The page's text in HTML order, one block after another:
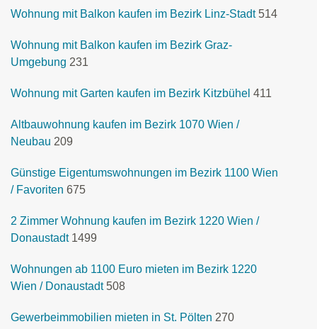
Wohnung mit Balkon kaufen im Bezirk Linz-Stadt 514
Wohnung mit Balkon kaufen im Bezirk Graz-
Umgebung 231
Wohnung mit Garten kaufen im Bezirk Kitzbühel 411
Altbauwohnung kaufen im Bezirk 1070 Wien /
Neubau 209
Günstige Eigentumswohnungen im Bezirk 1100 Wien
/ Favoriten 675
2 Zimmer Wohnung kaufen im Bezirk 1220 Wien /
Donaustadt 1499
Wohnungen ab 1100 Euro mieten im Bezirk 1220
Wien / Donaustadt 508
Gewerbeimmobilien mieten in St. Pölten 270